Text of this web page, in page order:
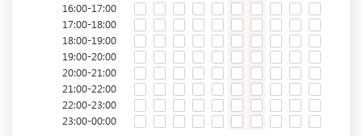
16:00-17:00
17:00-18:00
18:00-19:00
19:00-20:00
20:00-21:00
21:00-22:00
22:00-23:00
23:00-00:00